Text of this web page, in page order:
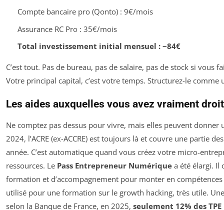
Compte bancaire pro (Qonto) : 9€/mois
Assurance RC Pro : 35€/mois
Total investissement initial mensuel : ~84€
C’est tout. Pas de bureau, pas de salaire, pas de stock si vous
Votre principal capital, c’est votre temps. Structurez-le comme
Les aides auxquelles vous avez vraiment droit
Ne comptez pas dessus pour vivre, mais elles peuvent donner
2024, l’ACRE (ex-ACCRE) est toujours là et couvre une partie
année. C’est automatique quand vous créez votre micro-
ressources. Le Pass Entrepreneur Numérique a été élargi. Il
formation et d’accompagnement pour monter en compétences
utilisé pour une formation sur le growth hacking, très utile.
selon la Banque de France, en 2025, seulement 12% des